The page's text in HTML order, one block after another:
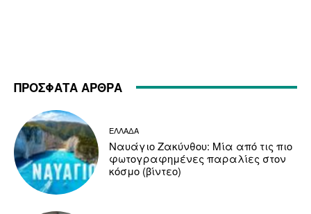
ΠΡΟΣΦΑΤΑ ΑΡΘΡΑ
ΕΛΛΑΔΑ
Ναυάγιο Ζακύνθου: Μία από τις πιο
φωτογραφημένες παραλίες στον
κόσμο (βίντεο)